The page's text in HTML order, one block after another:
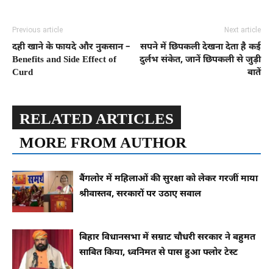
Previous article
दही खाने के फायदे और नुकसान –
Benefits and Side Effect of
Curd
Next article
सपने में छिपकली देखना देता है कई
दुर्लभ संकेत, जानें छिपकली से जुड़ी
बातें
RELATED ARTICLES
MORE FROM AUTHOR
बैंगलोर में महिलाओं की सुरक्षा को लेकर गरजीं माया
श्रीवास्तव, सरकारों पर उठाए सवाल
बिहार विधानसभा में सम्राट चौधरी सरकार ने बहुमत
साबित किया, ध्वनिमत से पास हुआ फ्लोर टेस्ट